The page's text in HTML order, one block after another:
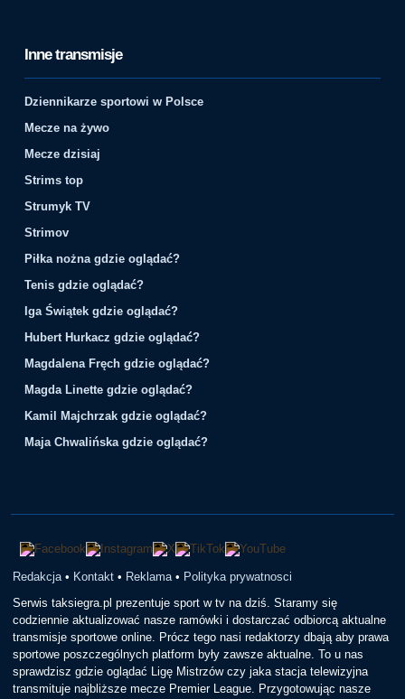
Inne transmisje
Dziennikarze sportowi w Polsce
Mecze na żywo
Mecze dzisiaj
Strims top
Strumyk TV
Strimov
Piłka nożna gdzie oglądać?
Tenis gdzie oglądać?
Iga Świątek gdzie oglądać?
Hubert Hurkacz gdzie oglądać?
Magdalena Fręch gdzie oglądać?
Magda Linette gdzie oglądać?
Kamil Majchrzak gdzie oglądać?
Maja Chwalińska gdzie oglądać?
Redakcja • Kontakt • Reklama • Polityka prywatnosci
Serwis taksiegra.pl prezentuje sport w tv na dziś. Staramy się
codziennie aktualizować nasze ramówki i dostarczać odbiorcą aktualne
transmisje sportowe online. Prócz tego nasi redaktorzy dbają aby prawa
sportowe poszczególnych platform były zawsze aktualne. To u nas
sprawdzisz gdzie oglądać Ligę Mistrzów czy jaka stacja telewizyjna
transmituje najbliższe mecze Premier League. Przygotowując nasze